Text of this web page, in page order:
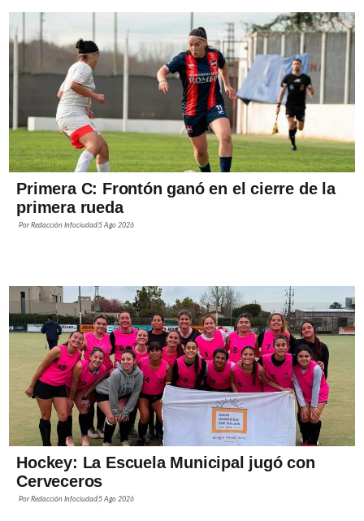
Primera C: Frontón ganó en el cierre de la
primera rueda
PorRedacción Infociudad5 Ago 2026
Hockey: La Escuela Municipal jugó con
Cerveceros
PorRedacción Infociudad5 Ago 2026